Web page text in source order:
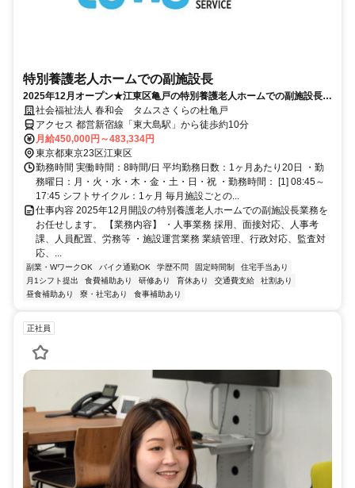
特別養護老人ホームでの副施設長
2025年12月オープン★江東区亀戸の特別養護老人ホームでの副施設長を
募集。
社会福祉法人 春和会 タムスさくらの杜亀戸
アクセス 都営新宿線「東大島駅」から徒歩約10分
月給450,000円～483,334円
東京都東京23区江東区
勤務時間 実働時間：8時間/日 平均勤務日数：1ヶ月あたり20日 ・勤
務曜日：月・火・水・木・金・土・日・祝 ・勤務時間： [1] 08:45～
17:45 シフトサイクル：1ヶ月 毎月施設ごとの...
仕事内容 2025年12月開設の特別養護老人ホームでの副施設長業務を
お任せします。 【業務内容】 ・人事業務 採用、面接対応、人事考
課、人員配置、労務等 ・施設運営業務 業績管理、行政対応、監査対
応、...
副業・WワークOK バイク通勤OK 学歴不問 固定時間制
住宅手当あり
月1シフト提出
食費補助あり 研修あり 育休あり 交通費支給
社割あり
昼食補助あり
寮・社宅あり 食事補助あり
正社員